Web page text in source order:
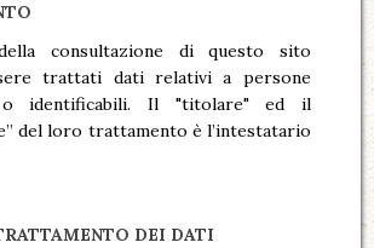
consultazione di questo sito
trattati dati relativi a persone
o identificabili. Il "titolare" ed il
del loro trattamento è l’intestatario
DEI DATI